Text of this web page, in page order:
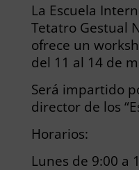
La Escuela
Tetatro Gestual
ofrece un
del 11 al 14 de
Será impartido
director de los
Horarios:
Lunes de 9:00 a